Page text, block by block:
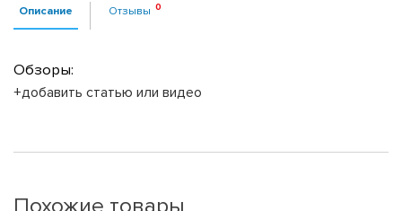
Описание Отзывы
Обзоры:
+добавить статью или видео